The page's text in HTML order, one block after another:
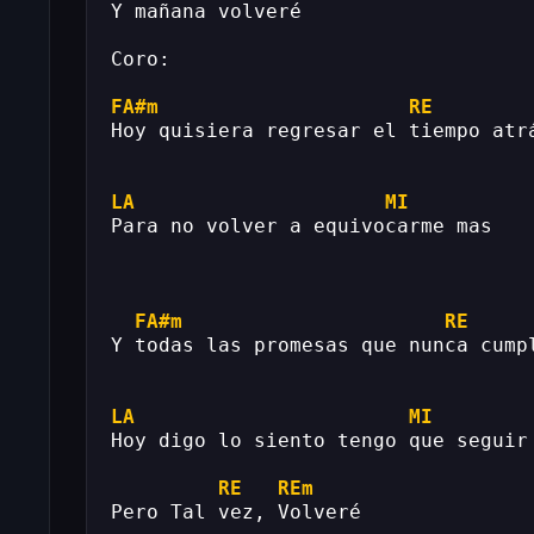
Y mañana volveré
Coro:
FA#m
RE
Hoy quisiera regresar el tiempo
LA
MI
Para no volver a equivocarme mas
FA#m
RE
Y todas las promesas que nunca
LA
MI
Hoy digo lo siento tengo que seguir
RE
REm
Pero Tal vez, Volveré